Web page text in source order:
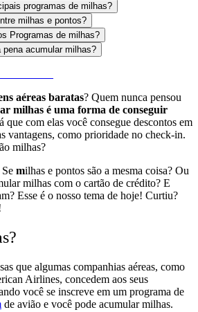
programas de milhas?
milhas e pontos?
Programas de milhas?
pena acumular milhas?
aéreas baratas? Quem nunca pensou
milhas é uma forma de conseguir
que com elas você consegue descontos em
vantagens, como prioridade no check-in.
milhas?
Se milhas e pontos são a mesma coisa? Ou
milhas com o cartão de crédito? E
? Esse é o nosso tema de hoje! Curtiu?
que algumas companhias aéreas, como
Airlines, concedem aos seus
você se inscreve em um programa de
de avião e você pode acumular milhas.